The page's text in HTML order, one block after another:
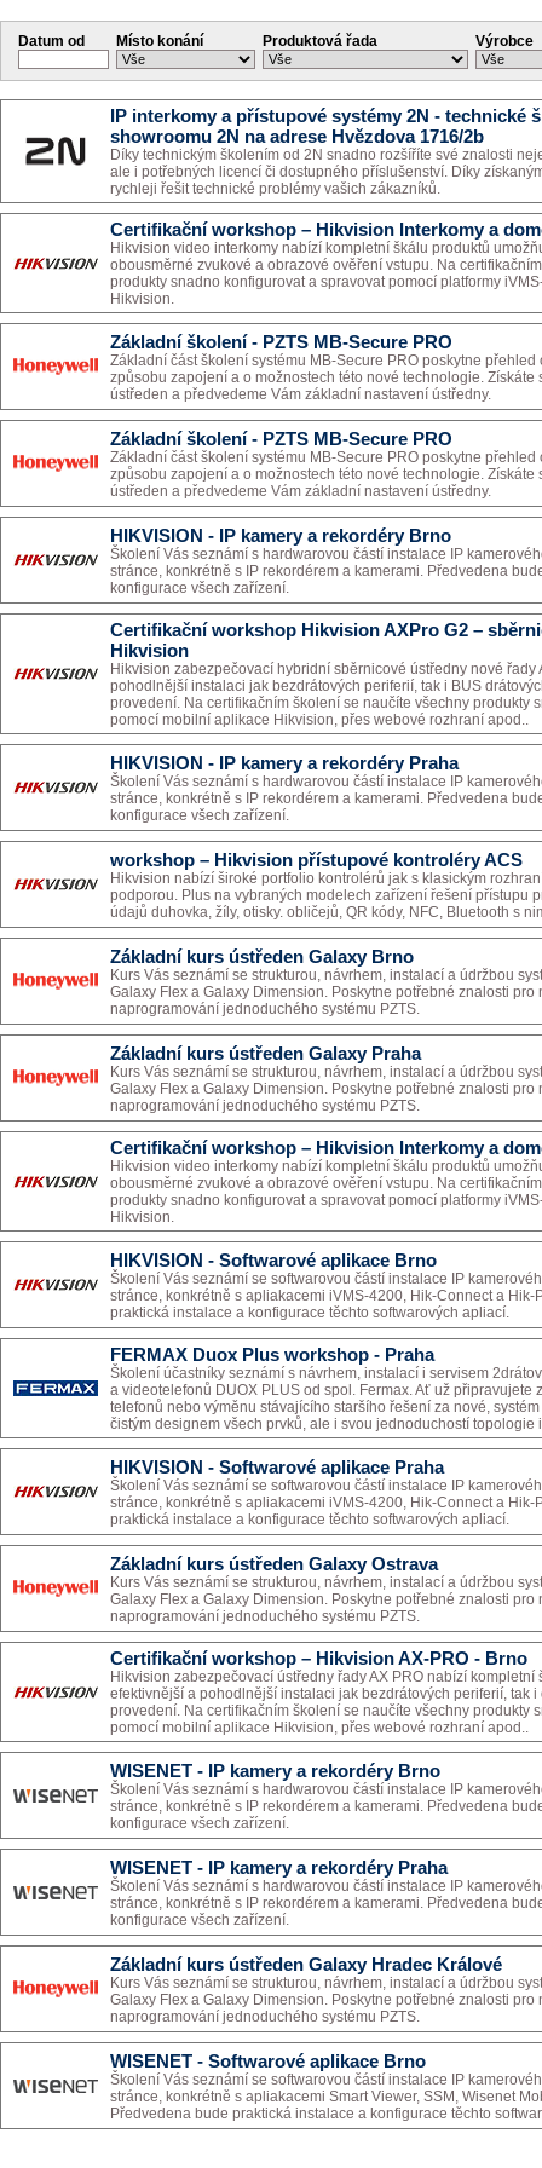
Datum od Místo konání Produktová řada Výrobce
IP interkomy a přístupové systémy 2N - technické
showroomu 2N na adrese Hvězdova 1716/2b
Díky technickým školením od 2N snadno rozšíříte své znalosti
ale i potřebných licencí či dostupného příslušenství. Díky
rychleji řešit technické problémy vašich zákazníků.
Certifikační workshop – Hikvision Interkomy a
Hikvision video interkomy nabízí kompletní škálu produktů
obousměrné zvukové a obrazové ověření vstupu. Na
produkty snadno konfigurovat a spravovat pomocí platformy
Hikvision.
Základní školení - PZTS MB-Secure PRO
Základní část školení systému MB-Secure PRO poskytne
způsobu zapojení a o možnostech této nové technologie. Získáte
ústředen a předvedeme Vám základní nastavení ústředny.
Základní školení - PZTS MB-Secure PRO
Základní část školení systému MB-Secure PRO poskytne
způsobu zapojení a o možnostech této nové technologie. Získáte
ústředen a předvedeme Vám základní nastavení ústředny.
HIKVISION - IP kamery a rekordéry Brno
Školení Vás seznámí s hardwarovou částí instalace IP
stránce, konkrétně s IP rekordérem a kamerami. Předvedena
konfigurace všech zařízení.
Certifikační workshop Hikvision AXPro G2 –
Hikvision
Hikvision zabezpečovací hybridní sběrnicové ústředny nové řady
pohodlnější instalaci jak bezdrátových periferií, tak i BUS
provedení. Na certifikačním školení se naučíte všechny produkty
pomocí mobilní aplikace Hikvision, přes webové rozhraní apod..
HIKVISION - IP kamery a rekordéry Praha
Školení Vás seznámí s hardwarovou částí instalace IP
stránce, konkrétně s IP rekordérem a kamerami. Předvedena
konfigurace všech zařízení.
workshop – Hikvision přístupové kontroléry ACS
Hikvision nabízí široké portfolio kontrolérů jak s klasickým
podporou. Plus na vybraných modelech zařízení řešení přístupu
údajů duhovka, žíly, otisky. obličejů, QR kódy, NFC, Bluetooth s
Základní kurs ústředen Galaxy Brno
Kurs Vás seznámí se strukturou, návrhem, instalací a údržbou
Galaxy Flex a Galaxy Dimension. Poskytne potřebné znalosti pro
naprogramování jednoduchého systému PZTS.
Základní kurs ústředen Galaxy Praha
Kurs Vás seznámí se strukturou, návrhem, instalací a údržbou
Galaxy Flex a Galaxy Dimension. Poskytne potřebné znalosti pro
naprogramování jednoduchého systému PZTS.
Certifikační workshop – Hikvision Interkomy a
Hikvision video interkomy nabízí kompletní škálu produktů
obousměrné zvukové a obrazové ověření vstupu. Na
produkty snadno konfigurovat a spravovat pomocí platformy
Hikvision.
HIKVISION - Softwarové aplikace Brno
Školení Vás seznámí se softwarovou částí instalace IP
stránce, konkrétně s apliakacemi iVMS-4200, Hik-Connect a
praktická instalace a konfigurace těchto softwarových apliací.
FERMAX Duox Plus workshop - Praha
Školení účastníky seznámí s návrhem, instalací i servisem
a videotelefonů DUOX PLUS od spol. Fermax. Ať už připravujete
telefonů nebo výměnu stávajícího staršího řešení za nové,
čistým designem všech prvků, ale i svou jednoduchostí topologie
HIKVISION - Softwarové aplikace Praha
Školení Vás seznámí se softwarovou částí instalace IP
stránce, konkrétně s apliakacemi iVMS-4200, Hik-Connect a
praktická instalace a konfigurace těchto softwarových apliací.
Základní kurs ústředen Galaxy Ostrava
Kurs Vás seznámí se strukturou, návrhem, instalací a údržbou
Galaxy Flex a Galaxy Dimension. Poskytne potřebné znalosti pro
naprogramování jednoduchého systému PZTS.
Certifikační workshop – Hikvision AX-PRO - Brno
Hikvision zabezpečovací ústředny řady AX PRO nabízí
efektivnější a pohodlnější instalaci jak bezdrátových periferií, tak
provedení. Na certifikačním školení se naučíte všechny produkty
pomocí mobilní aplikace Hikvision, přes webové rozhraní apod..
WISENET - IP kamery a rekordéry Brno
Školení Vás seznámí s hardwarovou částí instalace IP
stránce, konkrétně s IP rekordérem a kamerami. Předvedena
konfigurace všech zařízení.
WISENET - IP kamery a rekordéry Praha
Školení Vás seznámí s hardwarovou částí instalace IP
stránce, konkrétně s IP rekordérem a kamerami. Předvedena
konfigurace všech zařízení.
Základní kurs ústředen Galaxy Hradec Králové
Kurs Vás seznámí se strukturou, návrhem, instalací a údržbou
Galaxy Flex a Galaxy Dimension. Poskytne potřebné znalosti pro
naprogramování jednoduchého systému PZTS.
WISENET - Softwarové aplikace Brno
Školení Vás seznámí se softwarovou částí instalace IP
stránce, konkrétně s apliakacemi Smart Viewer, SSM, Wisenet
Předvedena bude praktická instalace a konfigurace těchto